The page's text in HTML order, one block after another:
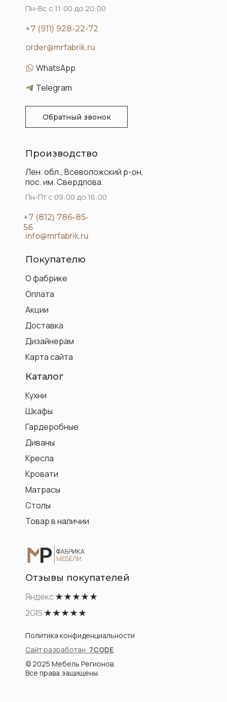
order@mrfabrik.ru
Политика конфиденциальности
© 2025 Мебель Регионов.
Все права защищены.
Акции
Оплата
Доставка
О фабрике
Производство
Покупателю
Каталог
Отзывы покупателей
Сайт разработан: 7CODE
+7 (812) 786-85-
56
+7 (911) 928-22-72
Пн-Вс с 11:00 до 20:00
Пн-Пт с 09:00 до 16:00
Карта сайта
Дизайнерам
Кресла
Кровати
Диваны
Шкафы
Гардеробные
Кухни
WhatsApp
Telegram
Лен. обл., Всеволожский р-он,
пос. им. Свердлова.
info@mrfabrik.ru
Яндекс★ ★ ★ ★ ★
2GIS★ ★ ★ ★ ★
Столы
Матрасы
Товар в наличии
Обратный звонок